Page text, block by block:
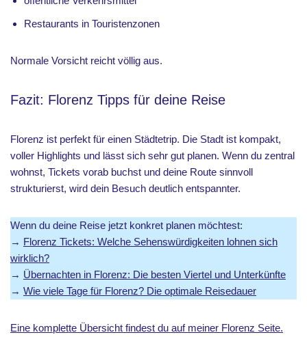
Restaurants in Touristenzonen
Normale Vorsicht reicht völlig aus.
Fazit: Florenz Tipps für deine Reise
Florenz ist perfekt für einen Städtetrip. Die Stadt ist kompakt,
voller Highlights und lässt sich sehr gut planen. Wenn du zentral
wohnst, Tickets vorab buchst und deine Route sinnvoll
strukturierst, wird dein Besuch deutlich entspannter.
Wenn du deine Reise jetzt konkret planen möchtest:
→ Florenz Tickets: Welche Sehenswürdigkeiten lohnen sich
wirklich?
→ Übernachten in Florenz: Die besten Viertel und Unterkünfte
→ Wie viele Tage für Florenz? Die optimale Reisedauer
Eine komplette Übersicht findest du auf meiner Florenz Seite.